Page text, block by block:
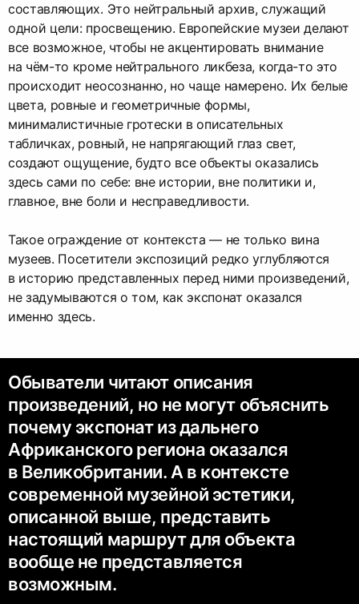
составляющих. Это нейтральный архив, служащий
одной цели: просвещению. Европейские музеи делают
все возможное, чтобы не акцентировать внимание
на чём-то кроме нейтрального ликбеза, когда-то это
происходит неосознанно, но чаще намерено. Их белые
цвета, ровные и геометричные формы,
минималистичные гротески в описательных
табличках, ровный, не напрягающий глаз свет,
создают ощущение, будто все объекты оказались
здесь сами по себе: вне истории, вне политики и,
главное, вне боли и несправедливости.
Такое ограждение от контекста — не только вина
музеев. Посетители экспозиций редко углубляются
в историю представленных перед ними произведений,
не задумываются о том, как экспонат оказался
именно здесь.
Обыватели читают описания
произведений, но не могут объяснить
почему экспонат из дальнего
Африканского региона оказался
в Великобритании. А в контексте
современной музейной эстетики,
описанной выше, представить
настоящий маршрут для объекта
вообще не представляется
возможным.